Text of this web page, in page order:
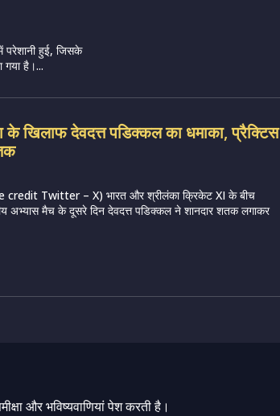
परेशानी हुई, जिसके
गया है।...
खिलाफ देवदत्त पडिक्कल का धमाका, प्रैक्टिस
Twitter – X) भारत और श्रीलंका क्रिकेट XI के बीच
अभ्यास मैच के दूसरे दिन देवदत्त पडिक्कल ने शानदार शतक लगाकर
और भविष्यवाणियां पेश करती है।